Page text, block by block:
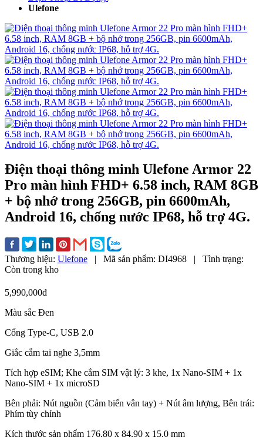
Ulefone
Điện thoại thông minh Ulefone Armor 22
Pro màn hình FHD+ 6.58 inch, RAM 8GB
+ bộ nhớ trong 256GB, pin 6600mAh,
Android 16, chống nước IP68, hỗ trợ 4G.
Thương hiệu: Ulefone | Mã sản phẩm: DI4968 |
Tình trạng:
Còn trong kho
5,990,000đ
Màu sắc Đen
Cổng Type-C, USB 2.0
Giắc cắm tai nghe 3,5mm
Tích hợp eSIM; Khe cắm SIM vật lý: 3 khe, 1x Nano-SIM + 1x
Nano-SIM + 1x microSD
Bên phải: Nút nguồn (Cảm biến vân tay) + Nút âm lượng, Bên trái:
Phím tùy chỉnh
Kích thước sản phẩm 176,80 x 84,90 x 15,0 mm